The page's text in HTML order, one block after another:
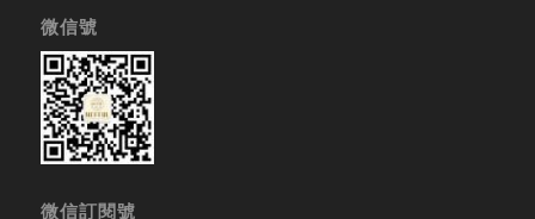
微信號
微信訂閱號